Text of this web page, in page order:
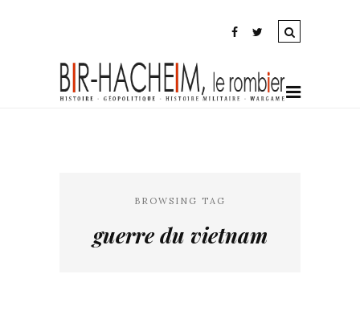
BROWSING TAG
guerre du vietnam